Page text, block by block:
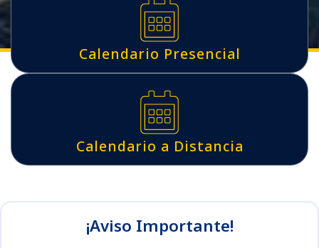
Calendario Presencial
Calendario a Distancia
¡Aviso Importante!